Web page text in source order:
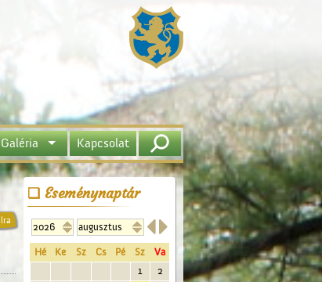
Galéria Kapcsolat
Eseménynaptár

Hé Ke Sz Cs Pé Sz
Va
1
2